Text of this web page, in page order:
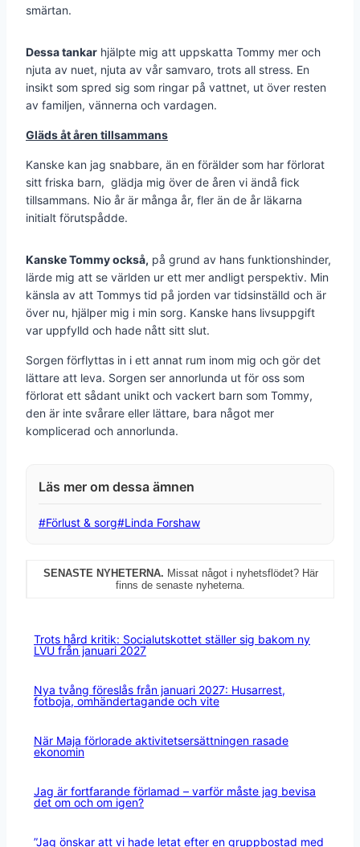
smärtan.
Dessa tankar hjälpte mig att uppskatta Tommy mer och
njuta av nuet, njuta av vår samvaro, trots all stress. En
insikt som spred sig som ringar på vattnet, ut över resten
av familjen, vännerna och vardagen.
Gläds åt åren tillsammans
Kanske kan jag snabbare, än en förälder som har förlorat
sitt friska barn, glädja mig över de åren vi ändå fick
tillsammans. Nio år är många år, fler än de år läkarna
initialt förutspådde.
Kanske Tom­my också, på grund av hans funktionshinder,
lärde mig att se världen ur ett mer andligt perspektiv. Min
känsla av att Tommys tid på jorden var tidsinställd och är
över nu, hjälper mig i min sorg. Kanske hans livsuppgift
var uppfylld och hade nått sitt slut.
Sorgen förflyttas in i ett annat rum inom mig och gör det
lättare att leva. Sorgen ser annorlunda ut för oss som
förlorat ett sådant unikt och vackert barn som Tommy,
den är inte svårare eller lättare, bara något mer
komplicerad och annorlunda.
Post
#Förlust & sorg#Linda Forshaw
SENASTE NYHETERNA. Missat något i nyhetsflödet? Här
finns de senaste nyheterna.
Trots hård kritik: Socialutskottet ställer sig bakom ny
LVU från januari 2027
Nya tvång föreslås från januari 2027: Husarrest,
fotboja, omhändertagande och vite
När Maja förlorade aktivitetsersättningen rasade
ekonomin
Jag är fortfarande förlamad – varför måste jag bevisa
det om och om igen?
”Jag önskar att vi hade letat efter en gruppbostad med